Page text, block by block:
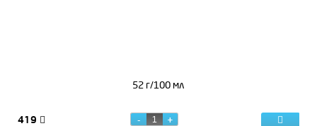
52 г/100 мл
419